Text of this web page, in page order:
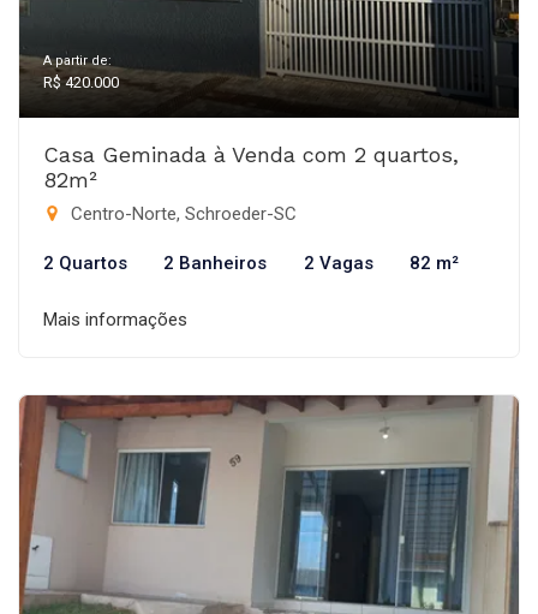
A partir de:
R$ 420.000
Casa Geminada à Venda com 2 quartos,
82m²
Centro-Norte, Schroeder-SC
2 Quartos 2 Banheiros 2 Vagas 82 m²
Mais informações